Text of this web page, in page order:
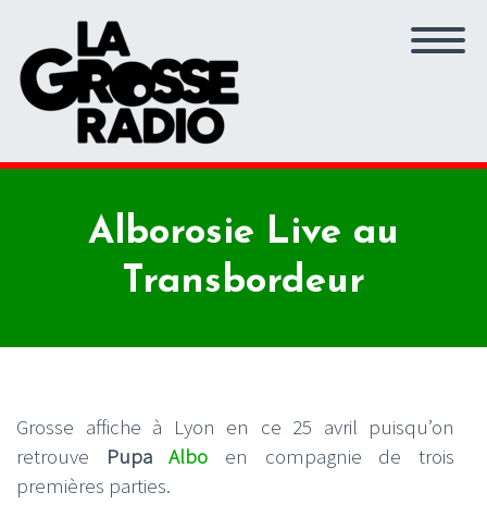
Alborosie Live au
Transbordeur
Grosse affiche à Lyon en ce 25 avril puisqu’on
retrouve PupaAlbo
en compagnie de trois
premières parties.